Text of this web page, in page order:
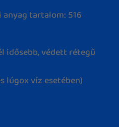
tartalom: 516
idősebb, védett rétegű
lúgox víz esetében)